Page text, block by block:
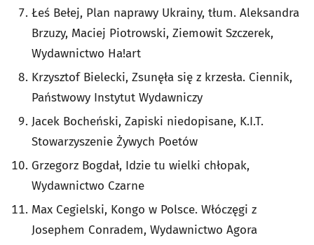
Łeś Bełej, Plan naprawy Ukrainy, tłum. Aleksandra
Brzuzy, Maciej Piotrowski, Ziemowit Szczerek,
Wydawnictwo Ha!art
Krzysztof Bielecki, Zsunęła się z krzesła. Ciennik,
Państwowy Instytut Wydawniczy
Jacek Bocheński, Zapiski niedopisane, K.I.T.
Stowarzyszenie Żywych Poetów
Grzegorz Bogdał, Idzie tu wielki chłopak,
Wydawnictwo Czarne
Max Cegielski, Kongo w Polsce. Włóczęgi z
Josephem Conradem, Wydawnictwo Agora